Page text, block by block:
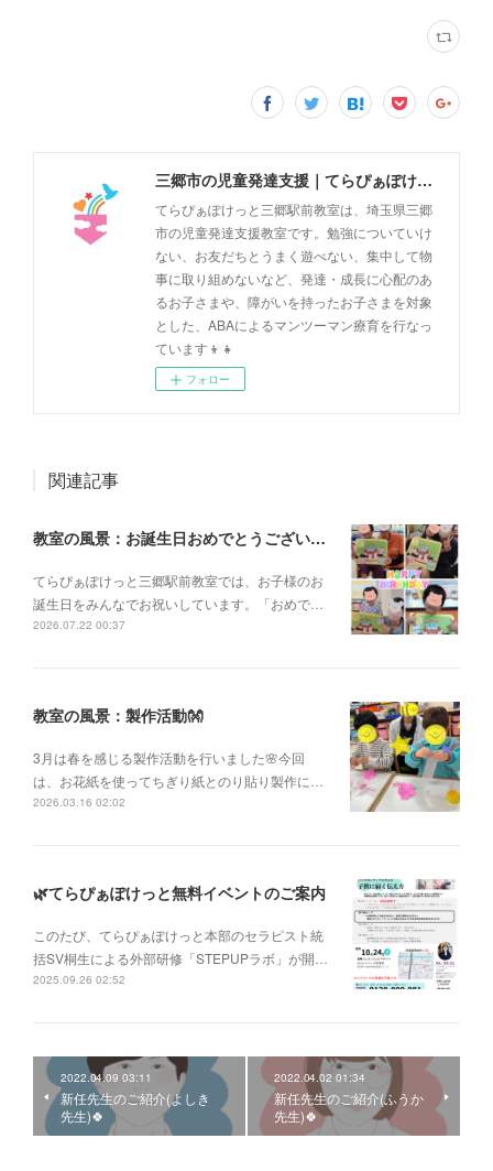
三郷市の児童発達支援｜てらぴぁぽけっと三郷駅前教室
てらぴぁぽけっと三郷駅前教室は、埼玉県三郷
市の児童発達支援教室です。勉強についていけ
ない、お友だちとうまく遊べない、集中して物
事に取り組めないなど、発達・成長に心配のあ
るお子さまや、障がいを持ったお子さまを対象
とした、ABAによるマンツーマン療育を行なっ
ています👦👧
フォロー
関連記事
教室の風景：お誕生日おめでとうございます🎂🎉
てらぴぁぽけっと三郷駅前教室では、お子様のお
誕生日をみんなでお祝いしています。「おめで…
2026.07.22 00:37
教室の風景：製作活動👐
3月は春を感じる製作活動を行いました🌸今回
は、お花紙を使ってちぎり紙とのり貼り製作に…
2026.03.16 02:02
🌿てらぴぁぽけっと無料イベントのご案内
このたび、てらぴぁぽけっと本部のセラピスト統
括SV桐生による外部研修「STEPUPラボ」が開…
2025.09.26 02:52
2022.04.09 03:11
新任先生のご紹介(よしき
先生)🍀
2022.04.02 01:34
新任先生のご紹介(ふうか
先生)🍀